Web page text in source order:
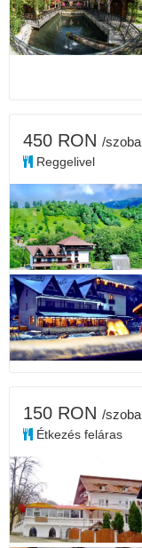
450 RON /szoba
Reggelivel
150 RON /szoba
Étkezés feláras